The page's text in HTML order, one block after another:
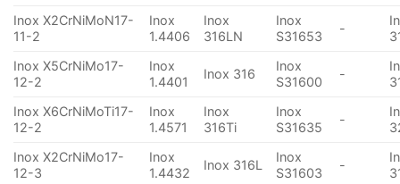
Inox X2CrNiMoN17-
11-2
Inox
1.4406
Inox
316LN
Inox
S31653
-
Inox X5CrNiMo17-
12-2
Inox
1.4401
Inox 316
Inox
S31600
-
Inox X6CrNiMoTi17-
12-2
Inox
1.4571
Inox
316Ti
Inox
S31635
-
Inox X2CrNiMo17-
12-3
Inox
1.4432
Inox 316L
Inox
S31603
-